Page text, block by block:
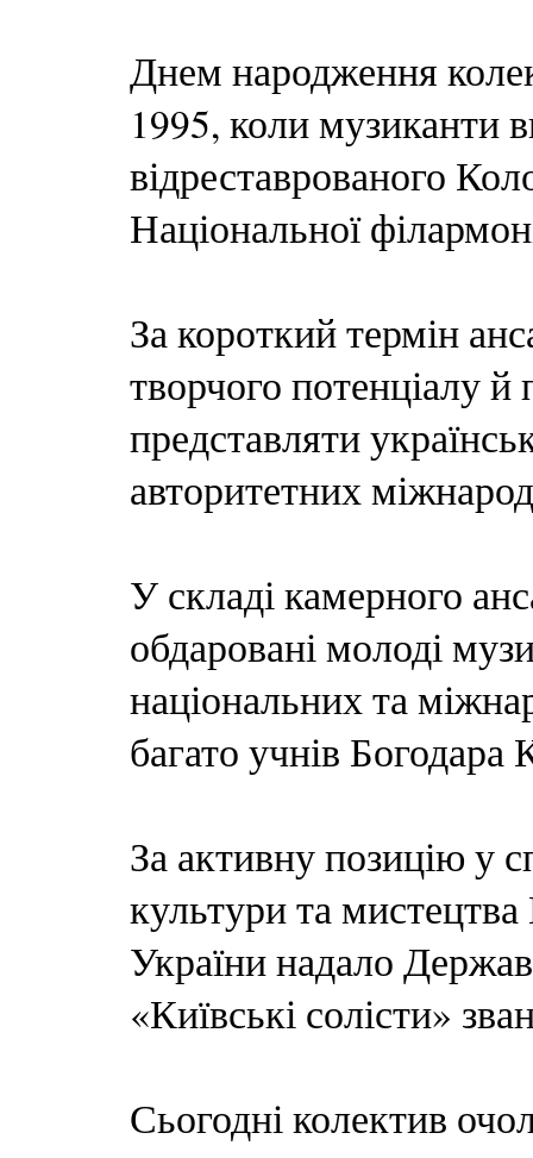
Днем народження
1995, коли музиканти
відреставрованого
Національної
За короткий термін
творчого потенціалу й
представляти
авторитетних
У складі камерного
обдаровані молоді
національних та
багато учнів Богодара
За активну позицію у
культури та
України надало
«Київські солісти»
Сьогодні колектив